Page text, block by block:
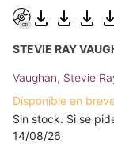
STEVIE RAY
Vaughan, Stevie
Disponible en
Sin stock. Si se
14/08/26